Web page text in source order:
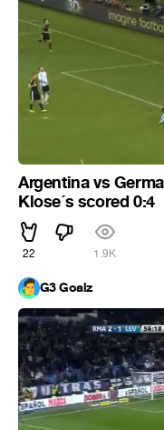
Argentina vs
Klose´s scored 0:4
22 1.9K
G3 Goalz